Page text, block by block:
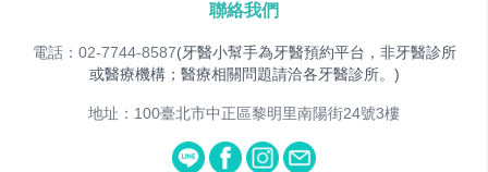
聯絡我們
電話：02-7744-8587(牙醫小幫手為牙醫預約平台，非牙醫診所
或醫療機構；醫療相關問題請洽各牙醫診所。)
地址：100臺北市中正區黎明里南陽街24號3樓